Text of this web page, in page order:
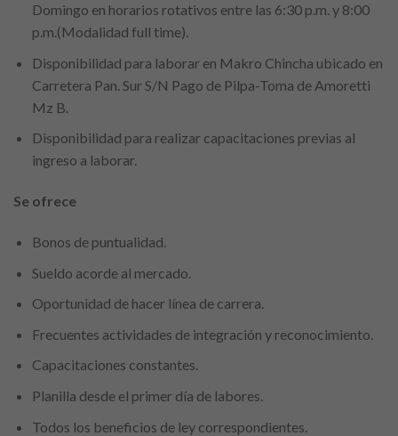
Domingo en horarios rotativos entre las 6:30 p.m. y 8:00
p.m.(Modalidad full time).
Disponibilidad para laborar en Makro Chincha ubicado en
Carretera Pan. Sur S/N Pago de Pilpa-Toma de Amoretti
Mz B.
Disponibilidad para realizar capacitaciones previas al
ingreso a laborar.
Se ofrece
Bonos de puntualidad.
Sueldo acorde al mercado.
Oportunidad de hacer línea de carrera.
Frecuentes actividades de integración y reconocimiento.
Capacitaciones constantes.
Planilla desde el primer día de labores.
Todos los beneficios de ley correspondientes.